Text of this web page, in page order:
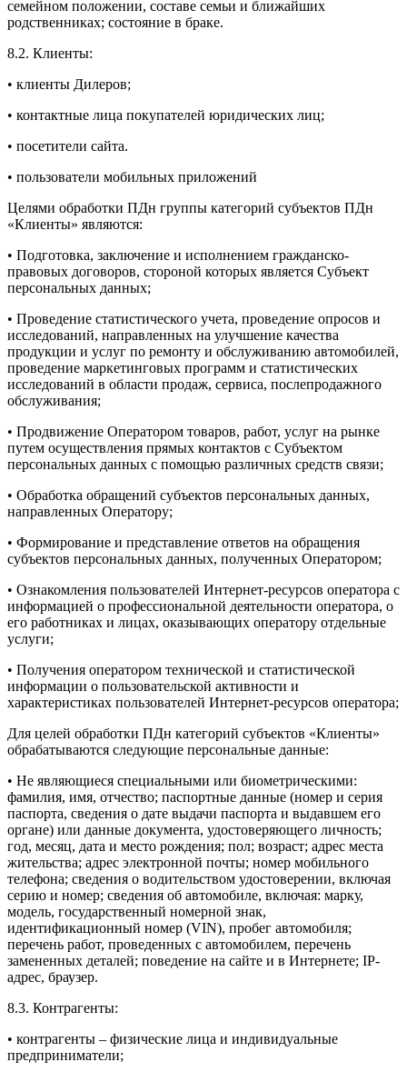
семейном положении, составе семьи и ближайших
родственниках; состояние в браке.
8.2. Клиенты:
• клиенты Дилеров;
• контактные лица покупателей юридических лиц;
• посетители сайта.
• пользователи мобильных приложений
Целями обработки ПДн группы категорий субъектов ПДн
«Клиенты» являются:
• Подготовка, заключение и исполнением гражданско-
правовых договоров, стороной которых является Субъект
персональных данных;
• Проведение статистического учета, проведение опросов и
исследований, направленных на улучшение качества
продукции и услуг по ремонту и обслуживанию автомобилей,
проведение маркетинговых программ и статистических
исследований в области продаж, сервиса, послепродажного
обслуживания;
• Продвижение Оператором товаров, работ, услуг на рынке
путем осуществления прямых контактов с Субъектом
персональных данных с помощью различных средств связи;
• Обработка обращений субъектов персональных данных,
направленных Оператору;
• Формирование и представление ответов на обращения
субъектов персональных данных, полученных Оператором;
• Ознакомления пользователей Интернет-ресурсов оператора с
информацией о профессиональной деятельности оператора, о
его работниках и лицах, оказывающих оператору отдельные
услуги;
• Получения оператором технической и статистической
информации о пользовательской активности и
характеристиках пользователей Интернет-ресурсов оператора;
Для целей обработки ПДн категорий субъектов «Клиенты»
обрабатываются следующие персональные данные:
• Не являющиеся специальными или биометрическими:
фамилия, имя, отчество; паспортные данные (номер и серия
паспорта, сведения о дате выдачи паспорта и выдавшем его
органе) или данные документа, удостоверяющего личность;
год, месяц, дата и место рождения; пол; возраст; адрес места
жительства; адрес электронной почты; номер мобильного
телефона; сведения о водительством удостоверении, включая
серию и номер; сведения об автомобиле, включая: марку,
модель, государственный номерной знак,
идентификационный номер (VIN), пробег автомобиля;
перечень работ, проведенных с автомобилем, перечень
замененных деталей; поведение на сайте и в Интернете; IP-
адрес, браузер.
8.3. Контрагенты:
• контрагенты – физические лица и индивидуальные
предприниматели;